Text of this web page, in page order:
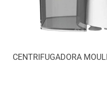
CENTRIFUGADORA